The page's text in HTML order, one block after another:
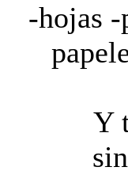
-hojas -
Y